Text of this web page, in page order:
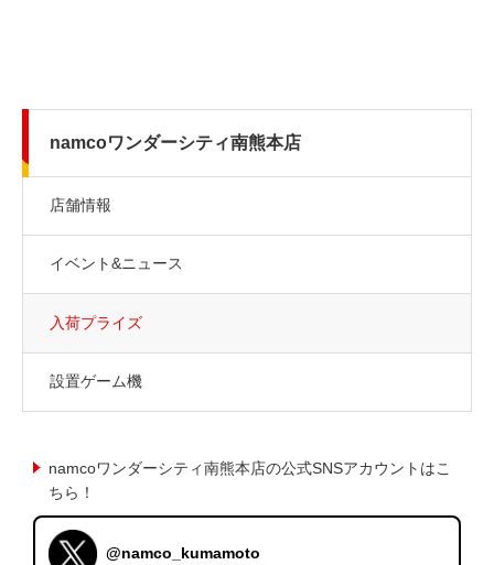
namcoワンダーシティ南熊本店
店舗情報
イベント&ニュース
入荷プライズ
設置ゲーム機
namcoワンダーシティ南熊本店の公式SNSアカウントはこ
ちら！
@namco_kumamoto